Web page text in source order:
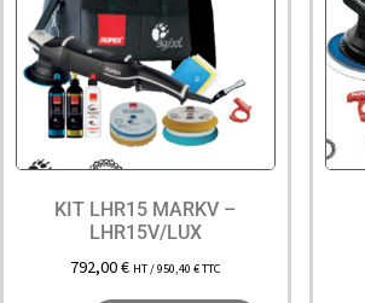
KIT LHR15 MARKV –
LHR15V/LUX
792,00€ HT /950,40 €TTC